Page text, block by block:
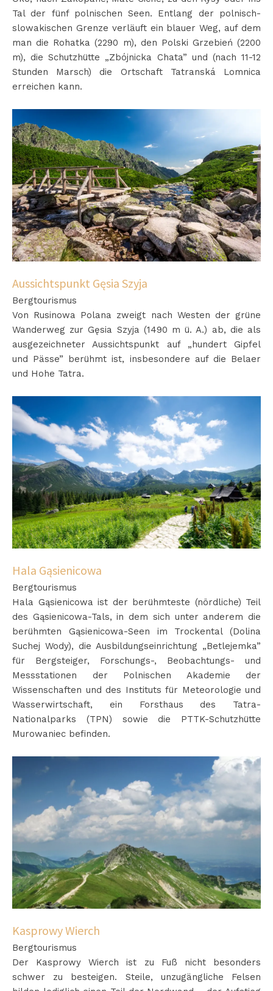
Tal der fünf polnischen Seen. Entlang der polnisch-
slowakischen Grenze verläuft ein blauer Weg, auf dem
man die Rohatka (2290 m), den Polski Grzebień (2200
m), die Schutzhütte „Zbójnicka Chata” und (nach 11-12
Stunden Marsch) die Ortschaft Tatranská Lomnica
erreichen kann.
Aussichtspunkt Gęsia Szyja
Bergtourismus
Von Rusinowa Polana zweigt nach Westen der grüne
Wanderweg zur Gęsia Szyja (1490 m ü. A.) ab, die als
ausgezeichneter Aussichtspunkt auf „hundert Gipfel
und Pässe” berühmt ist, insbesondere auf die Belaer
und Hohe Tatra.
Hala Gąsienicowa
Bergtourismus
Hala Gąsienicowa ist der berühmteste (nördliche) Teil
des Gąsienicowa-Tals, in dem sich unter anderem die
berühmten Gąsienicowa-Seen im Trockental (Dolina
Suchej Wody), die Ausbildungseinrichtung „Betlejemka”
für Bergsteiger, Forschungs-, Beobachtungs- und
Messstationen der Polnischen Akademie der
Wissenschaften und des Instituts für Meteorologie und
Wasserwirtschaft, ein Forsthaus des Tatra-
Nationalparks (TPN) sowie die PTTK-Schutzhütte
Murowaniec befinden.
Kasprowy Wierch
Bergtourismus
Der Kasprowy Wierch ist zu Fuß nicht besonders
schwer zu besteigen. Steile, unzugängliche Felsen